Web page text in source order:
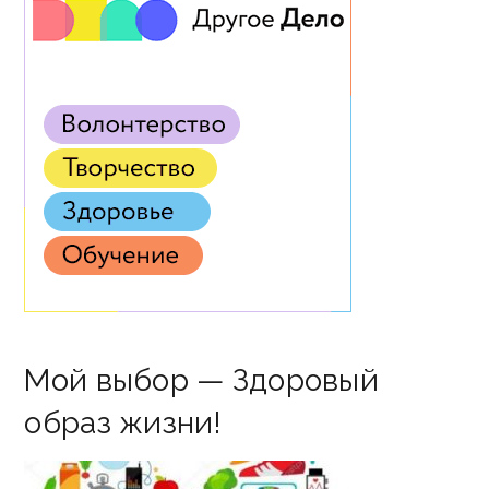
Мой выбор — Здоровый
образ жизни!